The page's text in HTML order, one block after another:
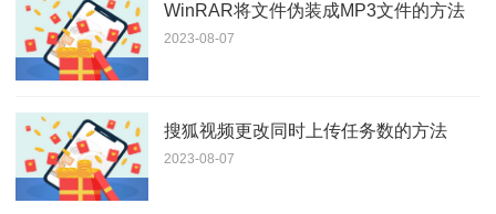
WinRAR将文件伪装成MP3文件的方法
2023-08-07
搜狐视频更改同时上传任务数的方法
2023-08-07